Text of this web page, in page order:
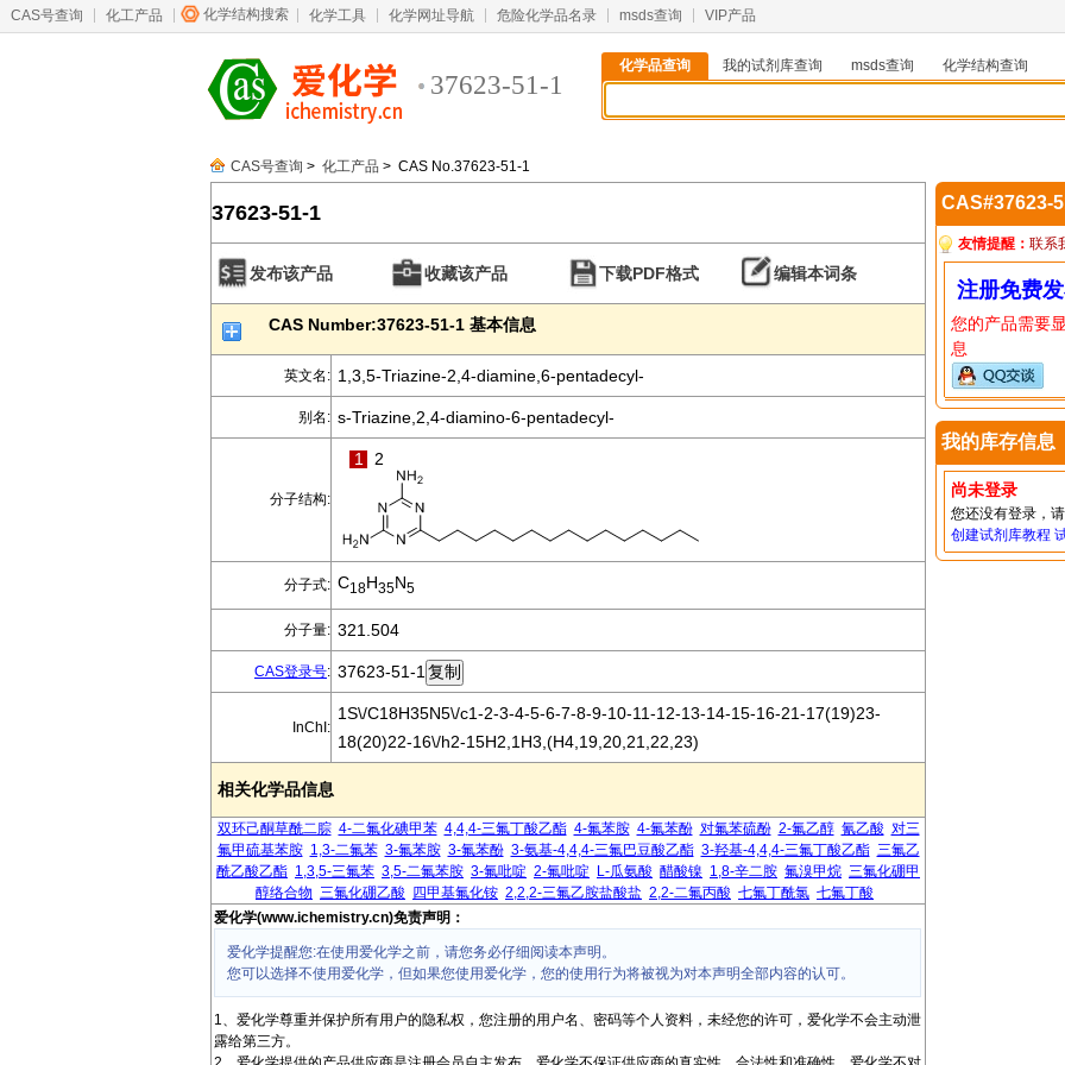
CAS号查询 化工产品 化学结构搜索 化学工具 化学网址导航 危险化学品名录 msds查询 VIP产品
37623-51-1
化学品查询 我的试剂库查询 msds查询
化学结构查询
CAS号查询 > 化工产品 > CAS No.37623-51-1
37623-51-1
发布该产品 收藏该产品 下载PDF格式 编辑本词条
CAS Number:37623-51-1 基本信息
英文名: 1,3,5-Triazine-2,4-diamine,6-pentadecyl-
别名: s-Triazine,2,4-diamino-6-pentadecyl-
分子结构:
1 2
分子式: C18H35N5
分子量: 321.504
CAS登录号: 37623-51-1
InChI:
1S\/C18H35N5\/c1-2-3-4-5-6-7-8-9-10-11-12-13-14-15-16-21-17(19)23-
18(20)22-16\/h2-15H2,1H3,(H4,19,20,21,22,23)
相关化学品信息
双环己酮草酰二腙 4-二氟化碘甲苯 4,4,4-三氟丁酸乙酯 4-氟苯胺 4-氟苯酚 对氟苯硫酚 2-氟乙醇 氰乙酸 对三
氟甲硫基苯胺 1,3-二氟苯 3-氟苯胺 3-氟苯酚 3-氨基-4,4,4-三氟巴豆酸乙酯 3-羟基-4,4,4-三氟丁酸乙酯 三氟乙
酰乙酸乙酯 1,3,5-三氟苯 3,5-二氟苯胺 3-氟吡啶 2-氟吡啶 L-瓜氨酸 醋酸镍 1,8-辛二胺 氟溴甲烷 三氟化硼甲
醇络合物 三氟化硼乙酸 四甲基氟化铵 2,2,2-三氟乙胺盐酸盐 2,2-二氟丙酸 七氟丁酰氯 七氟丁酸
爱化学(www.ichemistry.cn)免责声明：
爱化学提醒您:在使用爱化学之前，请您务必仔细阅读本声明。
您可以选择不使用爱化学，但如果您使用爱化学，您的使用行为将被视为对本声明全部内容的认可。
1、爱化学尊重并保护所有用户的隐私权，您注册的用户名、密码等个人资料，未经您的许可，爱化学不会主动泄
露给第三方。
CAS#37623-
友情提醒： 联系
注册免费
您的产品需要
息
我的库存信息
尚未登录
您还没有登录，
创建试剂库教程